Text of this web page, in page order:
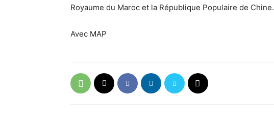
Royaume du Maroc et la République Populaire de Chine.
Avec MAP